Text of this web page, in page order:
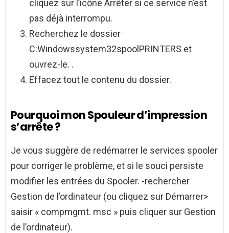
cliquez sur l’icône Arrêter si ce service n’est
pas déjà interrompu.
Recherchez le dossier
C:Windowssystem32spoolPRINTERS et
ouvrez-le. .
Effacez tout le contenu du dossier.
Pourquoi mon Spouleur d’impression
s’arrête ?
Je vous suggère de redémarrer le services spooler
pour corriger le problème, et si le souci persiste
modifier les entrées du Spooler. -rechercher
Gestion de l’ordinateur (ou cliquez sur Démarrer>
saisir « compmgmt. msc » puis cliquer sur Gestion
de l’ordinateur).